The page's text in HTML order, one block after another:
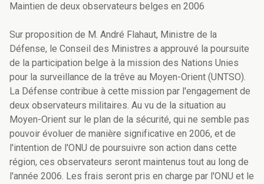
Maintien de deux observateurs belges en 2006
Sur proposition de M. André Flahaut, Ministre de la
Défense, le Conseil des Ministres a approuvé la poursuite
de la participation belge à la mission des Nations Unies
pour la surveillance de la trêve au Moyen-Orient (UNTSO).
La Défense contribue à cette mission par l'engagement de
deux observateurs militaires. Au vu de la situation au
Moyen-Orient sur le plan de la sécurité, qui ne semble pas
pouvoir évoluer de manière significative en 2006, et de
l'intention de l'ONU de poursuivre son action dans cette
région, ces observateurs seront maintenus tout au long de
l'année 2006. Les frais seront pris en charge par l'ONU et le